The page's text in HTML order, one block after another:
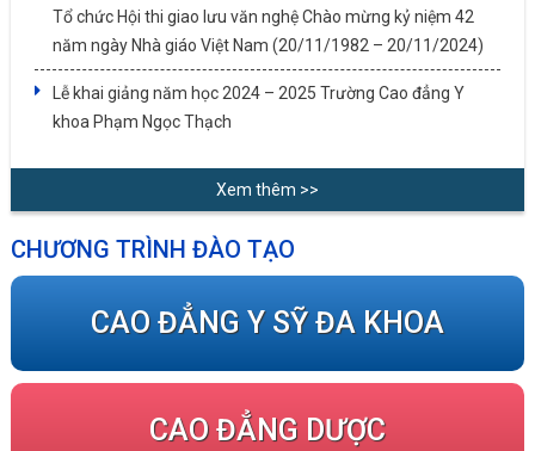
Tổ chức Hội thi giao lưu văn nghệ Chào mừng kỷ niệm 42
năm ngày Nhà giáo Việt Nam (20/11/1982 – 20/11/2024)
Lễ khai giảng năm học 2024 – 2025 Trường Cao đẳng Y
khoa Phạm Ngọc Thạch
Xem thêm >>
CHƯƠNG TRÌNH ĐÀO TẠO
CAO ĐẲNG Y SỸ ĐA KHOA
CAO ĐẲNG DƯỢC